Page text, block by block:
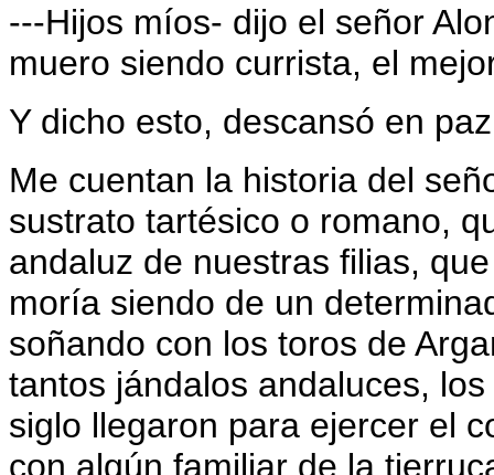
---Hijos míos- dijo el señor
muero siendo currista, el
Y dicho esto, descansó en
Me cuentan la historia del
sustrato tartésico o romano,
andaluz de nuestras filias,
moría siendo de un
soñando con los toros de
tantos jándalos andaluces,
siglo llegaron para ejercer el
con algún familiar de la